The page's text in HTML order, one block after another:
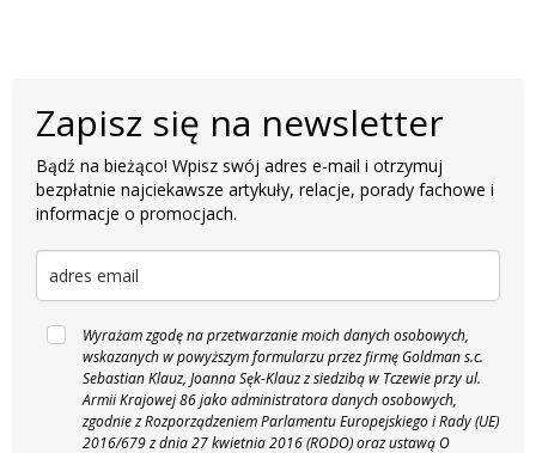
Zapisz się na newsletter
Bądź na bieżąco! Wpisz swój adres e-mail i otrzymuj
bezpłatnie najciekawsze artykuły, relacje, porady fachowe i
informacje o promocjach.
Wyrażam zgodę na przetwarzanie moich danych osobowych,
wskazanych w powyższym formularzu przez firmę Goldman s.c.
Sebastian Klauz, Joanna Sęk-Klauz z siedzibą w Tczewie przy ul.
Armii Krajowej 86 jako administratora danych osobowych,
zgodnie z Rozporządzeniem Parlamentu Europejskiego i Rady (UE)
2016/679 z dnia 27 kwietnia 2016 (RODO) oraz ustawą O